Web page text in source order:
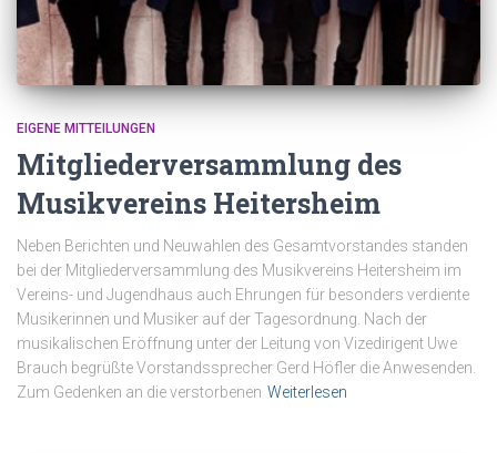
EIGENE MITTEILUNGEN
Mitgliederversammlung des
Musikvereins Heitersheim
Neben Berichten und Neuwahlen des Gesamtvorstandes standen
bei der Mitgliederversammlung des Musikvereins Heitersheim im
Vereins- und Jugendhaus auch Ehrungen für besonders verdiente
Musikerinnen und Musiker auf der Tagesordnung. Nach der
musikalischen Eröffnung unter der Leitung von Vizedirigent Uwe
Brauch begrüßte Vorstandssprecher Gerd Höfler die Anwesenden.
Zum Gedenken an die verstorbenen Weiterlesen